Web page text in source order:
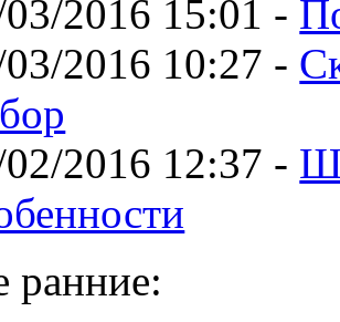
2016 15:01 -
2016 10:27 -
2016 12:37 -
ранние: